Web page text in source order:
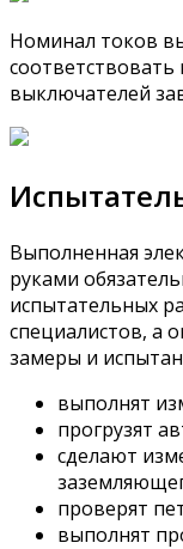
Номинал токов
выключателей
Выполненная
руками
испытательных
специалистов, а
замеры и
выполнят
прогрузят
сделают
проверят
выполнят